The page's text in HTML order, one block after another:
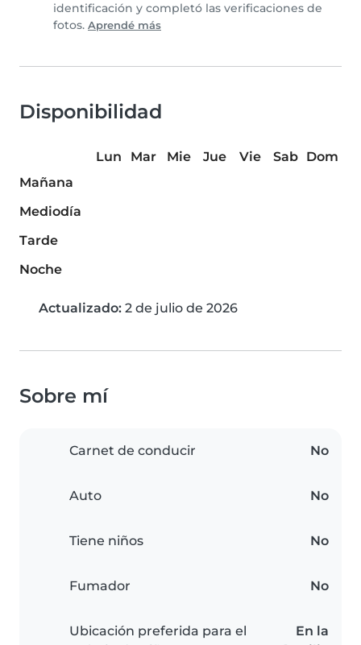
identificación y completó las verificaciones de
fotos. Aprendé más
Disponibilidad
Lun Mar Mie Jue Vie Sab
Dom
Mañana
Mediodía
Tarde
Noche
Actualizado: 2 de julio de 2026
Sobre mí
Carnet de conducir No
Auto No
Tiene niños No
Fumador No
Ubicación preferida para el
En la